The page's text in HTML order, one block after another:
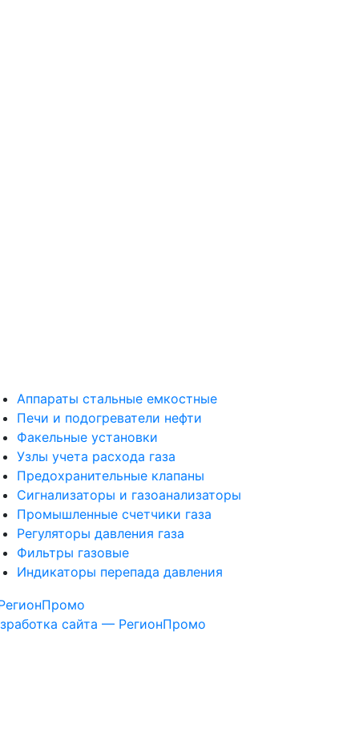
Аппараты стальные емкостные
Печи и подогреватели нефти
Факельные установки
Узлы учета расхода газа
Предохранительные клапаны
Сигнализаторы и газоанализаторы
Промышленные счетчики газа
Регуляторы давления газа
Фильтры газовые
Индикаторы перепада давления
сайта — РегионПромо